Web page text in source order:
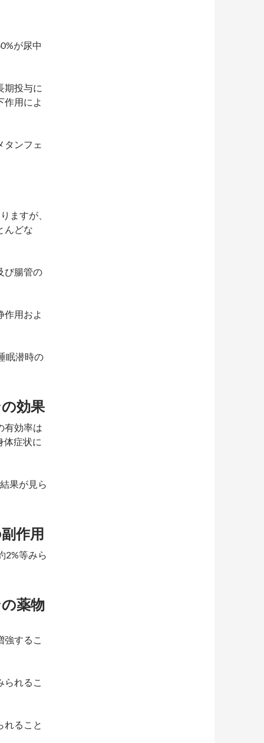
が尿中
期投与に
作用によ
タンフェ
ますが、
んどな
び腸管の
用およ
眠潜時の
効果
有効率は
体症状に
果が見ら
作用
2%等みら
薬物
強するこ
られるこ
れること